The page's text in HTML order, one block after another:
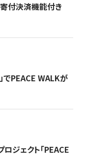
付決済機能付き
でPEACE WALKが
ジェクト「PEACE